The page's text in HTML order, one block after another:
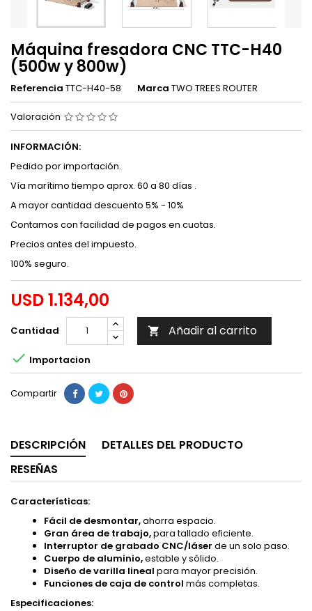
Máquina fresadora CNC TTC-H40
(500w y 800w)
Referencia TTC-H40-58 Marca TWO TREES ROUTER
Valoración
INFORMACIÓN:
Pedido por importación.
Vía marítimo tiempo aprox. 60 a 80 días .
A mayor cantidad descuento 5% - 10%
Contamos con facilidad de pagos en cuotas.
Precios antes del impuesto.
100% seguro.
USD 1.134,00
Cantidad  Añadir al carrito
 Importacion
Compartir
DESCRIPCIÓN
DETALLES DEL PRODUCTO
RESEÑAS
Características:
Fácil de desmontar,ahorra espacio.
Gran área de trabajo,para tallado eficiente.
Interruptor de grabado CNC/láser de un solo paso.
Cuerpo de aluminio,estable y sólido.
Diseño de varilla lineal para mayor precisión.
Funciones de caja de control más completas.
Especificaciones: